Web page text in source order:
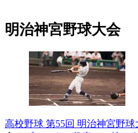
明治神宮野球大会
高校野球 第55回 明治神宮野